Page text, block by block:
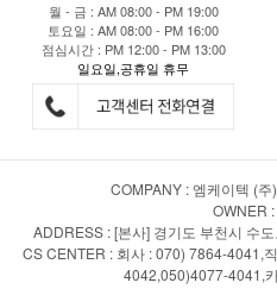
월 - 금 : AM 08:00 - PM 19:00
토요일 : AM 08:00 - PM 16:00
점심시간 : PM 12:00 - PM 13:00
일요일,공휴일 휴무
COMPANY : 엠케이텍 (
OWNER
ADDRESS : [본사] 경기도 부천시 수
CS CENTER : 회사 : 070) 7864-4041,
4042,050)4077-4041,